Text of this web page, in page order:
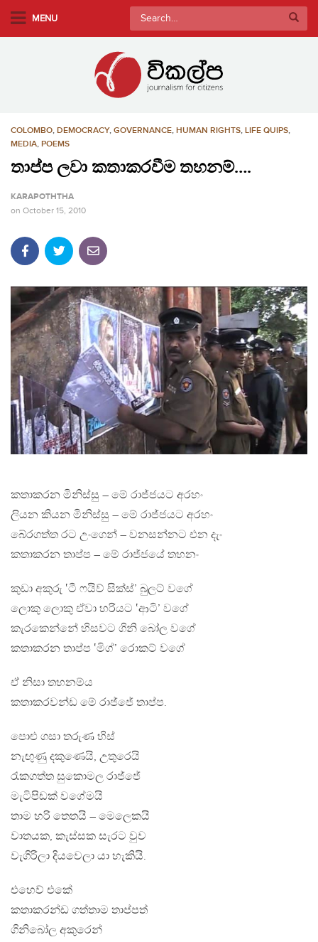
MENU
Search
for:
COLOMBO, DEMOCRACY, GOVERNANCE, HUMAN RIGHTS, LIFE QUIPS,
MEDIA, POEMS
තාප්ප ලවා කතාකරවීම තහනම්….
KARAPOTHTHA
on October 15, 2010
කතාකරන මිනිස්සු – මේ රාජ්ජයට අරහං
ලියන කියන මිනිස්සු – මේ රාජ්ජයට අරහං
බේරගත්ත රට උංගෙන් – වනසන්නට එන දැං
කතාකරන තාප්ප – මේ රාජ්ජයේ තහනං
කුඩා අකුරු ‛ටී ෆයිව් සික්ස්’ බුලට් වගේ
ලොකු ලොකු ඒවා හරියට ‛ආටි’ වගේ
කැරකෙන්නේ හිසවට ගිනි බෝල වගේ
කතාකරන තාප්ප ‛මිග්’ රොකට් වගේ
ඒ නිසා තහනම්ය
කතාකරවන්ඩ මේ රාජ්ජේ තාප්ප.
පොළු ගසා තරුණ හිස්
නැඟුණු දකුණෙයි, උතුරෙයි
රැකගත්ත සුකොමල රාජ්ජේ
මැටිපිඩක් වගේමයි
තාම හරි තෙතයි – මෙලෙකයි
වාතයක, කැස්සක සැරට වුව
වැගිරිලා දියවෙලා යා හැකියි.
එහෙව් එකේ
කතාකරන්ඩ ගත්තාම තාප්පත්
ගිනිබෝල අකුරෙන්